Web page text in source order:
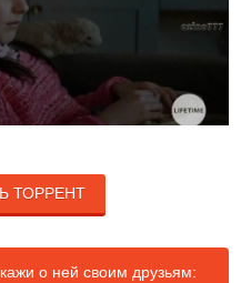
ТОРРЕНТ
о ней своим друзьям: